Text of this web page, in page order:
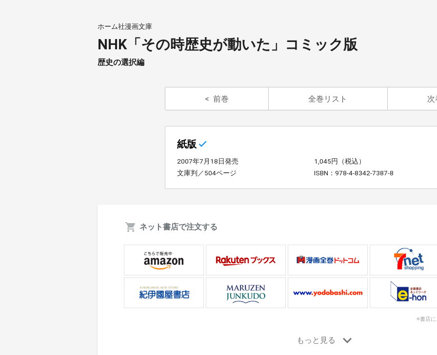
ホーム社漫画文庫
NHK「その時歴史が動いた」コミック版
歴史の選択編
前巻 全巻リスト 次
紙版
2007年7月18日発売
1,045円（税込）
文庫判／504ページ
ISBN：978-4-8342-7387-8
ネット書店で注文する
※書店に